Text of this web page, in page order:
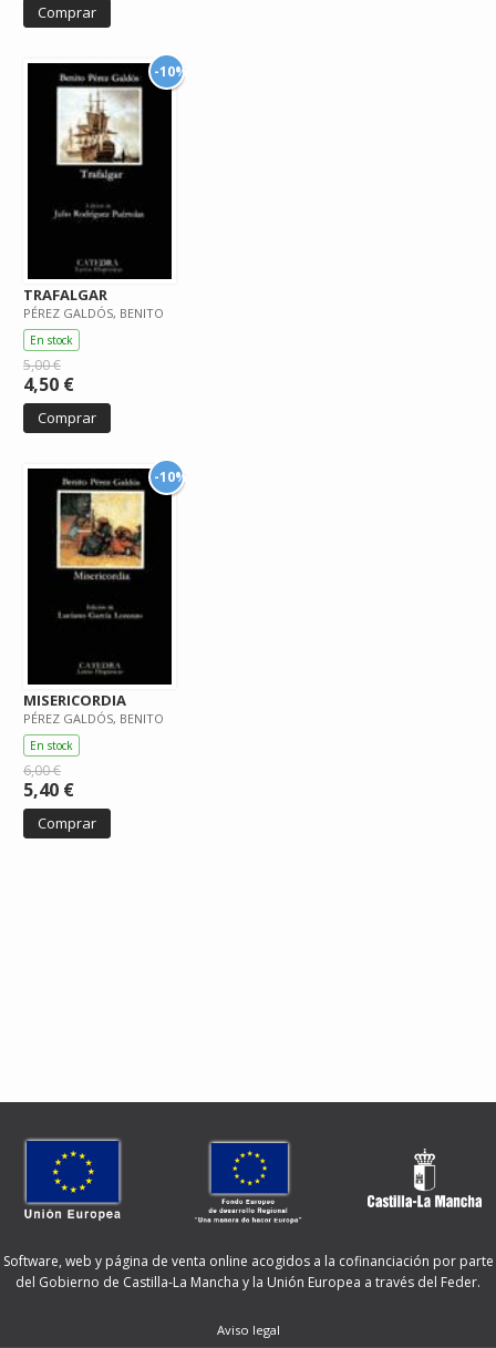
Comprar
-10%
TRAFALGAR
PÉREZ GALDÓS, BENITO
En stock
5,00 €
4,50 €
Comprar
-10%
MISERICORDIA
PÉREZ GALDÓS, BENITO
En stock
6,00 €
5,40 €
Comprar
Software, web y página de venta online acogidos a la cofinanciación por parte
del Gobierno de Castilla-La Mancha y la Unión Europea a través del Feder.
Aviso legal